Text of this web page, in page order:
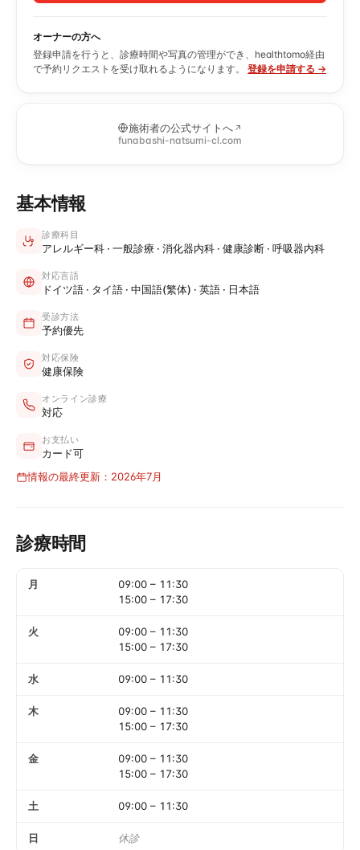
オーナーの方へ
登録申請を行うと、診療時間や写真の管理ができ、healthtomo経由
で予約リクエストを受け取れるようになります。
登録を申請する →
施術者の公式サイトへ
funabashi-natsumi-cl.com
基本情報
診療科目
アレルギー科 · 一般診療 · 消化器内科 · 健康診断 · 呼吸器内科
対応言語
ドイツ語 · タイ語 · 中国語(繁体) · 英語 · 日本語
受診方法
予約優先
対応保険
健康保険
オンライン診療
対応
お支払い
カード可
情報の最終更新：2026年7月
診療時間
月 09:00 – 11:30
15:00 – 17:30
火 09:00 – 11:30
15:00 – 17:30
水 09:00 – 11:30
木 09:00 – 11:30
15:00 – 17:30
金 09:00 – 11:30
15:00 – 17:30
土 09:00 – 11:30
日 休診